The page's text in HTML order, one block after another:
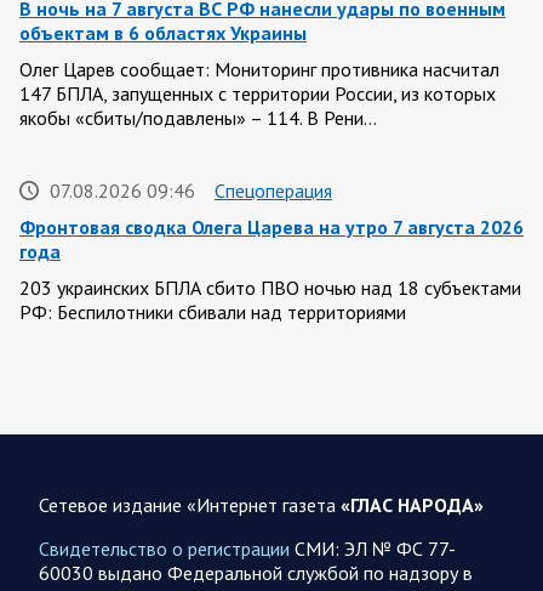
В ночь на 7 августа ВС РФ нанесли удары по военным
объектам в 6 областях Украины
Олег Царев сообщает: Мониторинг противника насчитал
147 БПЛА, запущенных с территории России, из которых
якобы «сбиты/подавлены» – 114. В Рени…
07.08.2026 09:46
Спецоперация
Фронтовая сводка Олега Царева на утро 7 августа 2026
года
203 украинских БПЛА сбито ПВО ночью над 18 субъектами
РФ: Беспилотники сбивали над территориями
07.08.2026 07:48
Спецоперация
За прошедшие сутки Минобороны России сообщило о
Ночью сообщалось о работе ПВО в…
Сетевое издание «Интернет газета «ГЛАС НАРОДА»
Свидетельство о регистрации СМИ: ЭЛ № ФС 77-
60030 выдано Федеральной службой по надзору в